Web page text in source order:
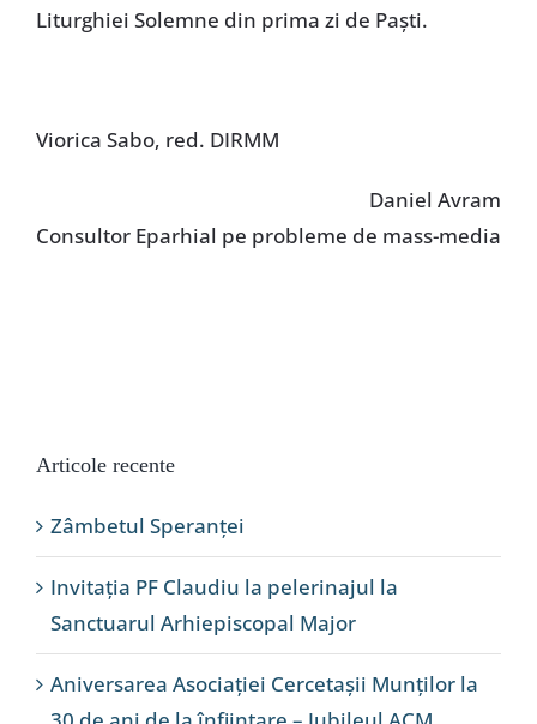
Liturghiei Solemne din prima zi de Paşti.
Viorica Sabo, red. DIRMM
Daniel Avram
Consultor Eparhial pe probleme de mass-media
Articole recente
Zâmbetul Speranței
Invitația PF Claudiu la pelerinajul la
Sanctuarul Arhiepiscopal Major
Aniversarea Asociației Cercetașii Munților la